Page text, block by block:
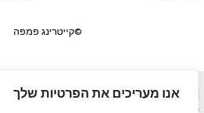
אנו מעריכים את הפרטיות שלך
©קייטרינג פמפה
פורטל יופי בראש|שף פרטי לאירועים
פאות